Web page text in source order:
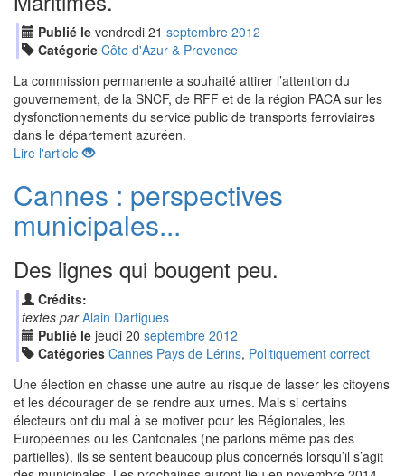
Publié le vendredi 21 septembre 2012
Catégorie Côte d'Azur & Provence
La commission permanente a souhaité attirer l’attention du
gouvernement, de la SNCF, de RFF et de la région PACA sur les
dysfonctionnements du service public de transports ferroviaires
dans le département azuréen.
Lire l'article
Cannes : perspectives
municipales...
Des lignes qui bougent peu.
Crédits:
textes par Alain Dartigues
Publié le jeudi 20 septembre 2012
Catégories Cannes Pays de Lérins, Politiquement correct
Une élection en chasse une autre au risque de lasser les citoyens
et les décourager de se rendre aux urnes. Mais si certains
électeurs ont du mal à se motiver pour les Régionales, les
Européennes ou les Cantonales (ne parlons même pas des
partielles), ils se sentent beaucoup plus concernés lorsqu’il s’agit